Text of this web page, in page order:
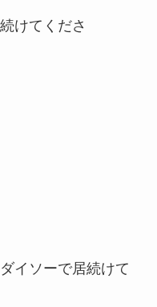
けてくださ
イソーで居続けて